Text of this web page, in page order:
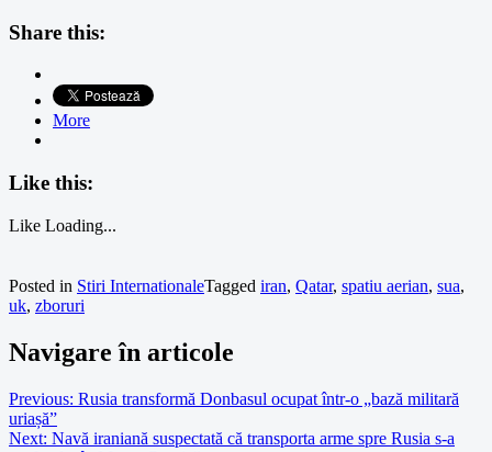
Share this:
More
Like this:
Like Loading...
Posted in Stiri InternationaleTagged iran, Qatar, spatiu aerian, sua,
uk, zboruri
Navigare în articole
Previous: Rusia transformă Donbasul ocupat într-o „bază militară
uriașă”
Next: Navă iraniană suspectată că transporta arme spre Rusia s-a